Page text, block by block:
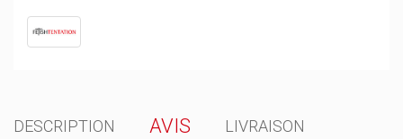
DESCRIPTION AVIS LIVRAISON